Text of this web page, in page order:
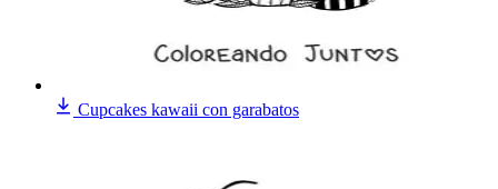
Cupcakes kawaii con garabatos